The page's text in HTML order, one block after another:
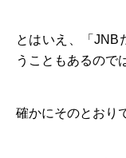
とはいえ、「JNB
うこともあるので
確かにそのとおり